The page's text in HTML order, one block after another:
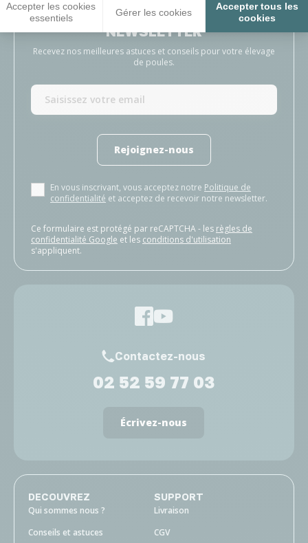
Accepter les cookies
essentiels
Gérer les cookies
Accepter tous les
cookies
INSCRIVEZ-VOUS À NOTRE
NEWSLETTER
Recevez nos meilleures astuces et conseils pour votre élevage
de poules.
Rejoignez-nous
En vous inscrivant, vous acceptez notre Politique de
confidentialité et acceptez de recevoir notre newsletter.
Ce formulaire est protégé par reCAPTCHA - les règles de
confidentialité Google et les conditions d'utilisation
s'appliquent.
Contactez-nous
02 52 59 77 03
Écrivez-nous
DECOUVREZ
Qui sommes nous ?
Conseils et astuces
SUPPORT
Livraison
CGV